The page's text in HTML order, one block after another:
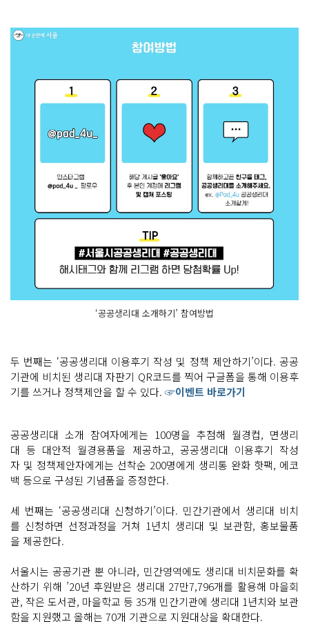
‘공공생리대 소개하기’ 참여방법
두 번째는 ‘공공생리대 이용후기 작성 및 정책 제안하기’이다. 공공
기관에 비치된 생리대 자판기 QR코드를 찍어 구글폼을 통해 이용후
기를 쓰거나 정책제안을 할 수 있다. ☞이벤트 바로가기
공공생리대 소개 참여자에게는 100명을 추첨해 월경컵, 면생리
대 등 대안적 월경용품을 제공하고, 공공생리대 이용후기 작성
자 및 정책제안자에게는 선착순 200명에게 생리통 완화 핫팩, 에코
백 등으로 구성된 기념품을 증정한다.
세 번째는 ‘공공생리대 신청하기’이다. 민간기관에서 생리대 비치
를 신청하면 선정과정을 거쳐 1년치 생리대 및 보관함, 홍보물품
을 제공한다.
서울시는 공공기관 뿐 아니라, 민간영역에도 생리대 비치문화를 확
산하기 위해 ’20년 후원받은 생리대 27만7,796개를 활용해 마을회
관, 작은 도서관, 마을학교 등 35개 민간기관에 생리대 1년치와 보관
함을 지원했고 올해는 70개 기관으로 지원대상을 확대한다.